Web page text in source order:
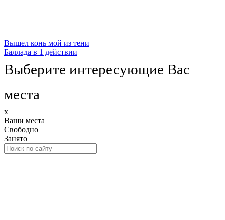
Вышел конь мой из тени
Баллада в 1 действии
Выберите интересующие Вас
места
x
Ваши места
Свободно
Занято